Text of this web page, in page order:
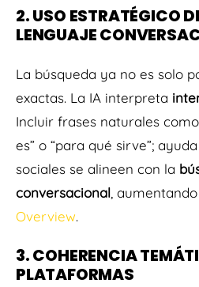
2. USO ESTRATÉGICO
LENGUAJE
La búsqueda ya no es solo
exactas. La IA interpreta
Incluir frases naturales
es” o “para qué sirve”;
sociales se alineen con la
conversacional ,
Overview.
3. COHERENCIA
PLATAFORMAS